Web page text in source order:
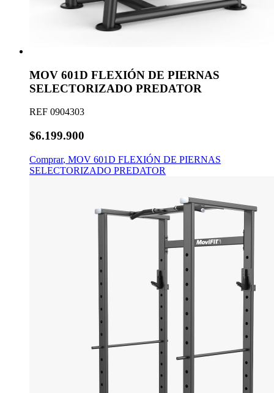
MOV 601D FLEXIÓN DE PIERNAS
SELECTORIZADO PREDATOR
REF 0904303
$6.199.900
Comprar, MOV 601D FLEXIÓN DE PIERNAS
SELECTORIZADO PREDATOR